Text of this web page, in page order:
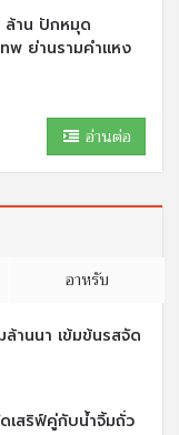
ล้าน ปักหมุด
พ ย่านรามคำแหง
อ่านต่อ
อาหรับ
านนา เข้มข้นรสจัด
เสริฟ์คู่กับนํ้าจิ้มถั่ว